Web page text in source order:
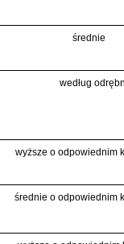
średnie
według
wyższe o odpowiednim
średnie o odpowiednim